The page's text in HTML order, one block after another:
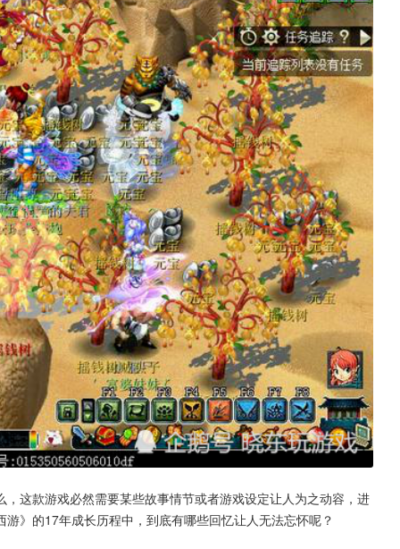
这款游戏必然需要某些故事情节或者游戏设定让人为之动容，进
》的17年成长历程中，到底有哪些回忆让人无法忘怀呢？